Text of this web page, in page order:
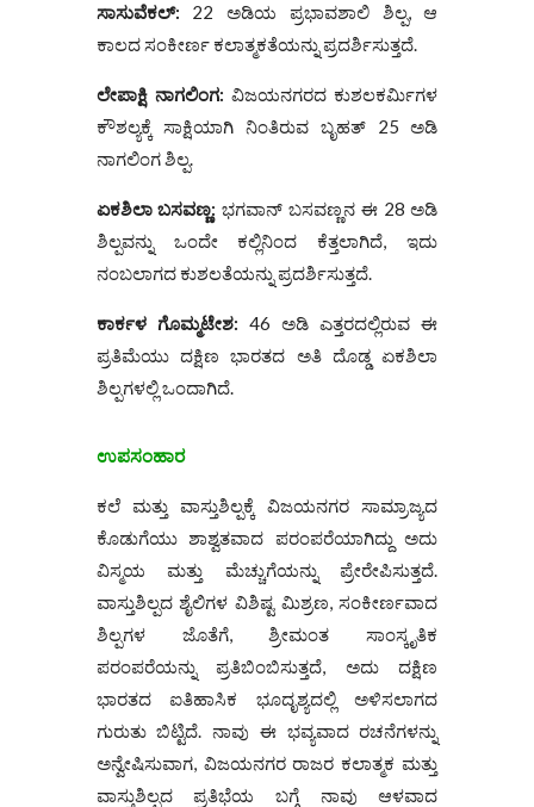
ಸಾಸುವೆಕಲ್: 22 ಅಡಿಯ ಪ್ರಭಾವಶಾಲಿ ಶಿಲ್ಪ, ಆ
ಕಾಲದ ಸಂಕೀರ್ಣ ಕಲಾತ್ಮಕತೆಯನ್ನು ಪ್ರದರ್ಶಿಸುತ್ತದೆ.
ಲೇಪಾಕ್ಷಿ ನಾಗಲಿಂಗ: ವಿಜಯನಗರದ ಕುಶಲಕರ್ಮಿಗಳ
ಕೌಶಲ್ಯಕ್ಕೆ ಸಾಕ್ಷಿಯಾಗಿ ನಿಂತಿರುವ ಬೃಹತ್ 25 ಅಡಿ
ನಾಗಲಿಂಗ ಶಿಲ್ಪ.
ಏಕಶಿಲಾ ಬಸವಣ್ಣ: ಭಗವಾನ್ ಬಸವಣ್ಣನ ಈ 28 ಅಡಿ
ಶಿಲ್ಪವನ್ನು ಒಂದೇ ಕಲ್ಲಿನಿಂದ ಕೆತ್ತಲಾಗಿದೆ, ಇದು
ನಂಬಲಾಗದ ಕುಶಲತೆಯನ್ನು ಪ್ರದರ್ಶಿಸುತ್ತದೆ.
ಕಾರ್ಕಳ ಗೊಮ್ಮಟೇಶ: 46 ಅಡಿ ಎತ್ತರದಲ್ಲಿರುವ ಈ
ಪ್ರತಿಮೆಯು ದಕ್ಷಿಣ ಭಾರತದ ಅತಿ ದೊಡ್ಡ ಏಕಶಿಲಾ
ಶಿಲ್ಪಗಳಲ್ಲಿ ಒಂದಾಗಿದೆ.
ಉಪಸಂಹಾರ
ಕಲೆ ಮತ್ತು ವಾಸ್ತುಶಿಲ್ಪಕ್ಕೆ ವಿಜಯನಗರ ಸಾಮ್ರಾಜ್ಯದ
ಕೊಡುಗೆಯು ಶಾಶ್ವತವಾದ ಪರಂಪರೆಯಾಗಿದ್ದು ಅದು
ವಿಸ್ಮಯ ಮತ್ತು ಮೆಚ್ಚುಗೆಯನ್ನು ಪ್ರೇರೇಪಿಸುತ್ತದೆ.
ವಾಸ್ತುಶಿಲ್ಪದ ಶೈಲಿಗಳ ವಿಶಿಷ್ಟ ಮಿಶ್ರಣ, ಸಂಕೀರ್ಣವಾದ
ಶಿಲ್ಪಗಳ ಜೊತೆಗೆ, ಶ್ರೀಮಂತ ಸಾಂಸ್ಕೃತಿಕ
ಪರಂಪರೆಯನ್ನು ಪ್ರತಿಬಿಂಬಿಸುತ್ತದೆ, ಅದು ದಕ್ಷಿಣ
ಭಾರತದ ಐತಿಹಾಸಿಕ ಭೂದೃಶ್ಯದಲ್ಲಿ ಅಳಿಸಲಾಗದ
ಗುರುತು ಬಿಟ್ಟಿದೆ. ನಾವು ಈ ಭವ್ಯವಾದ ರಚನೆಗಳನ್ನು
ಅನ್ವೇಷಿಸುವಾಗ, ವಿಜಯನಗರ ರಾಜರ ಕಲಾತ್ಮಕ ಮತ್ತು
ವಾಸ್ತುಶಿಲ್ಪದ ಪ್ರತಿಭೆಯ ಬಗ್ಗೆ ನಾವು ಆಳವಾದ